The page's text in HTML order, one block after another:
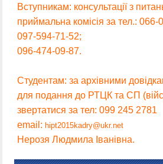
Вступникам: консультації з
приймальна комісія за тел.: 066-
097-594-71-52;
096-474-09-87.
Студентам: за архівними
для подання до РТЦК та СП
звертатися за тел: 099 245 2781
email:hipt2015kadry@ukr.net
Нерозя Людмила Іванівна.